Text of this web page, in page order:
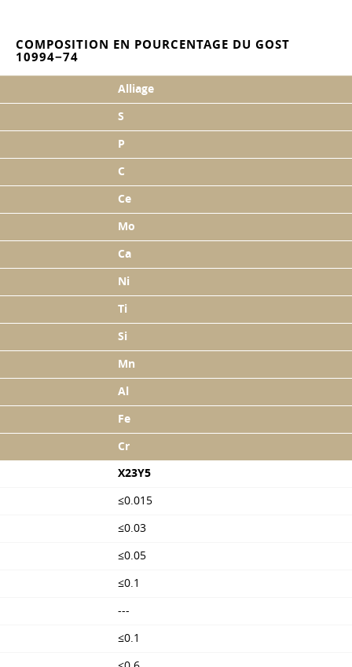
COMPOSITION EN POURCENTAGE DU GOST
10994−74
Alliage
S
P
C
Ce
Mo
Ca
Ni
Ti
Si
Mn
Al
Fe
Cr
X23Y5
≤0.015
≤0.03
≤0.05
≤0.1
---
≤0.1